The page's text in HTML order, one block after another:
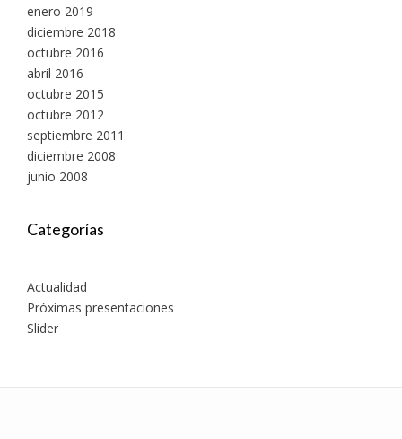
enero 2019
diciembre 2018
octubre 2016
abril 2016
octubre 2015
octubre 2012
septiembre 2011
diciembre 2008
junio 2008
Categorías
Actualidad
Próximas presentaciones
Slider